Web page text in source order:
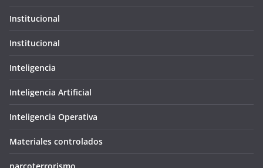
Institucional
Institucional
Inteligencia
Inteligencia Artificial
Inteligencia Operativa
Materiales controlados